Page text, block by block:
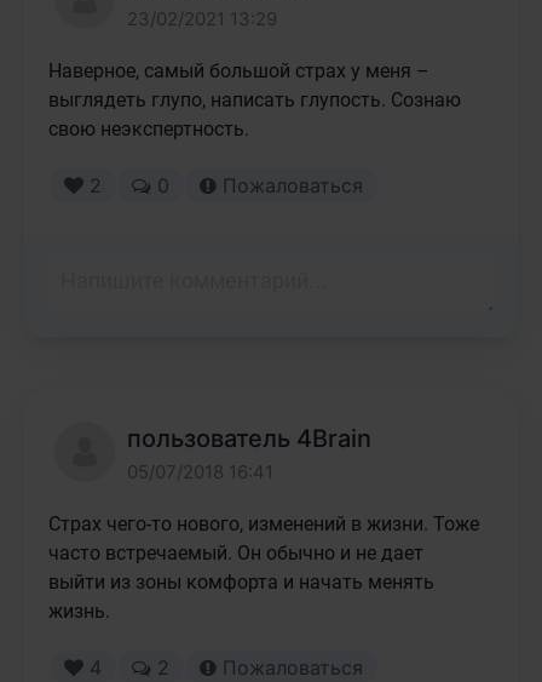
23/02/2021 13:29
Наверное, самый большой страх у меня –
выглядеть глупо, написать глупость. Сознаю
свою неэкспертность.
2 0 Пожаловаться
пользователь 4Brain
05/07/2018 16:41
Страх чего-то нового, изменений в жизни. Тоже
часто встречаемый. Он обычно и не дает
выйти из зоны комфорта и начать менять
жизнь.
4 2 Пожаловаться